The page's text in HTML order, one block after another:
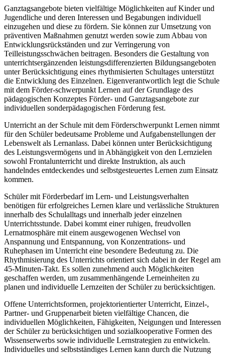
Ganztagsangebote bieten vielfältige Möglichkeiten auf Kinder und
Jugendliche und deren Interessen und Begabungen individuell
einzugehen und diese zu fördern. Sie können zur Umsetzung von
präventiven Maßnahmen genutzt werden sowie zum Abbau von
Entwicklungsrückständen und zur Verringerung von
Teilleistungsschwächen beitragen. Besonders die Gestaltung von
unterrichtsergänzenden leistungsdifferenzierten Bildungsangeboten
unter Berücksichtigung eines rhythmisierten Schultages unterstützt
die Entwicklung des Einzelnen. Eigenverantwortlich legt die Schule
mit dem Förder-schwerpunkt Lernen auf der Grundlage des
pädagogischen Konzeptes Förder- und Ganztagsangebote zur
individuellen sonderpädagogischen Förderung fest.
Unterricht an der Schule mit dem Förderschwerpunkt Lernen nimmt
für den Schüler bedeutsame Probleme und Aufgabenstellungen der
Lebenswelt als Lernanlass. Dabei können unter Berücksichtigung
des Leistungsvermögens und in Abhängigkeit von den Lernzielen
sowohl Frontalunterricht und direkte Instruktion, als auch
handelndes entdeckendes und selbstgesteuertes Lernen zum Einsatz
kommen.
Schüler mit Förderbedarf im Lern- und Leistungsverhalten
benötigen für erfolgreiches Lernen klare und verlässliche Strukturen
innerhalb des Schulalltags und innerhalb jeder einzelnen
Unterrichtsstunde. Dabei kommt einer ruhigen, freudvollen
Lernatmosphäre mit einem ausgewogenen Wechsel von
Anspannung und Entspannung, von Konzentrations- und
Ruhephasen im Unterricht eine besondere Bedeutung zu. Die
Rhythmisierung des Unterrichts orientiert sich dabei in der Regel am
45-Minuten-Takt. Es sollen zunehmend auch Möglichkeiten
geschaffen werden, um zusammenhängende Lerneinheiten zu
planen und individuelle Lernzeiten der Schüler zu berücksichtigen.
Offene Unterrichtsformen, projektorientierter Unterricht, Einzel-,
Partner- und Gruppenarbeit bieten vielfältige Chancen, die
individuellen Möglichkeiten, Fähigkeiten, Neigungen und Interessen
der Schüler zu berücksichtigen und sozialkooperative Formen des
Wissenserwerbs sowie individuelle Lernstrategien zu entwickeln.
Individuelles und selbstständiges Lernen kann durch die Nutzung